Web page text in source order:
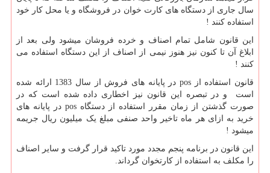
سال جاری از دستگاه های کارت خوان در فروشگاه و یا محل کار خود
استفاده کنند !
این قانون شامل تمام اصناف و خرده فروشان میشود ولی بعد از
ابلاغ آن تا کنون نیز هنوز نیمی از اصناف از این دستگاه استفاده می
کنند !
قانون استفاده از pos
در پایانه های فروش از سال 1383 ارائه شده
است و در تبصره این قانون نیز اخطاری داده شده است که در
صورت گذشتن از زمان مقرر استفاده از دستگاه pos در پایانه های
خرید به ازای هر ماه تاخیر واحد صنفی مبلغ یک میلیون ریال جریمه
میشود !
این قانون در برنامه پنجم مجدد مورد تاکید قرار گرفت و سایر اصناف
را مکلف به استفاده از کارتخوان گرداند.